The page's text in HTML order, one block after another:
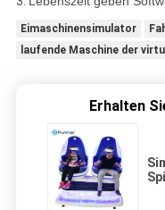
Eimaschinensimulator
laufende Maschine der
Erhalten